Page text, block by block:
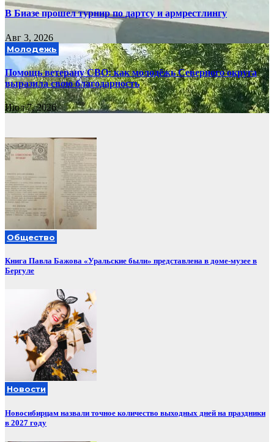
В Биазе прошел турнир по дартсу и армрестлингу
Авг 3, 2026
Молодежь
Помощь ветерану СВО: как молодёжь Северного округа
выразила свою благодарность
Июл 7, 2026
Общество
Книга Павла Бажова «Уральские были» представлена в доме-музее в
Бергуле
Новости
Новосибирцам назвали точное количество выходных дней на праздники
в 2027 году